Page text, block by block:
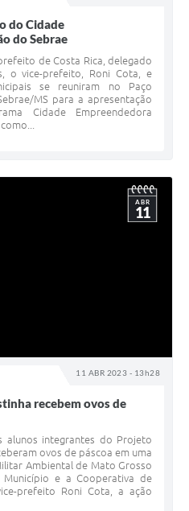
do Cidade
do Sebrae
de Costa Rica, delegado
o vice-prefeito, Roni Cota, e
se reuniram no Paço
MS para a apresentação
Cidade Empreendedora
11 ABR 2023 - 13h28
ABR
11
recebem ovos de
alunos integrantes do Projeto
ovos de páscoa em uma
Ambiental de Mato Grosso
e a Cooperativa de
prefeito Roni Cota, a ação